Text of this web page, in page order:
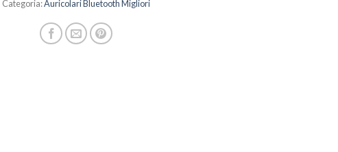
Categoria:Auricolari Bluetooth Migliori